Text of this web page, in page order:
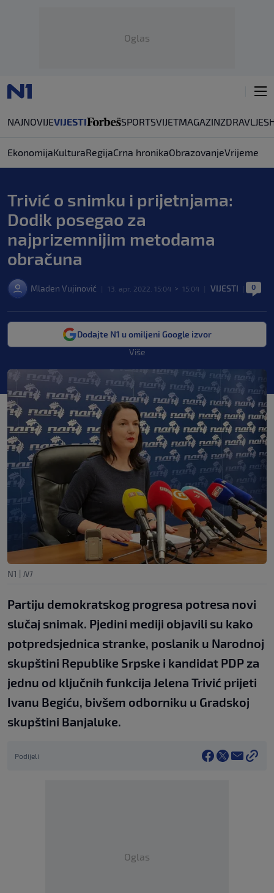
Oglas
NAJNOVIJEVIJESTI SPORTSVIJETMAGAZINZDRAVLJE
EkonomijaKulturaRegijaCrna hronikaObrazovanjeVrijeme
Trivić o snimku i prijetnjama:
Dodik posegao za
najprizemnijim metodama
obračuna
Mladen Vujinović 13. apr. 2022. 15:04 > 15:04 VIJESTI 0
Dodajte N1 u omiljeni Google izvor
Više
N1 | N1
Partiju demokratskog progresa potresa novi
slučaj snimak. Pjedini mediji objavili su kako
potpredsjednica stranke, poslanik u Narodnoj
skupštini Republike Srpske i kandidat PDP za
jednu od ključnih funkcija Jelena Trivić prijeti
Ivanu Begiću, bivšem odborniku u Gradskoj
skupštini Banjaluke.
Podijeli
Oglas